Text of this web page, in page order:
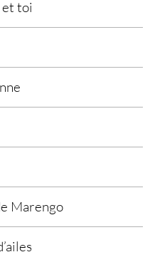
et toi
Marengo